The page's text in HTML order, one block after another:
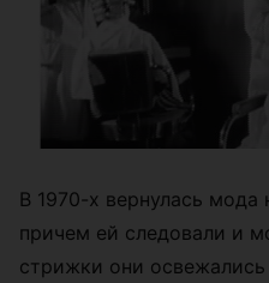
В 1970-х вернулась мода
причем ей следовали и
стрижки они